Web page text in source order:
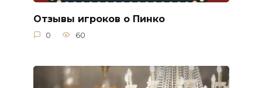
Отзывы игроков о Пинко
0 60